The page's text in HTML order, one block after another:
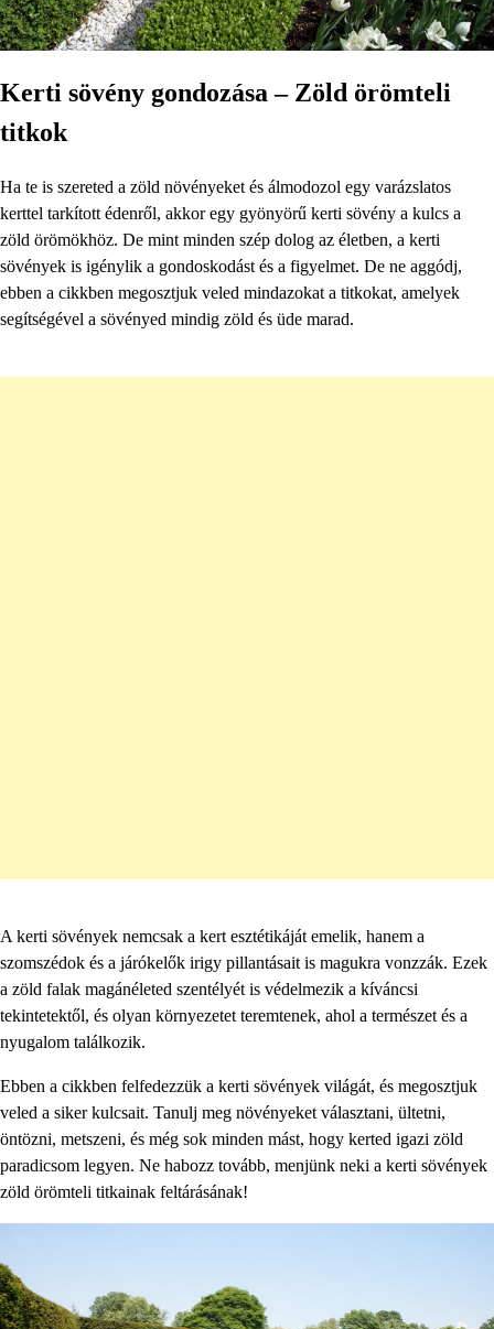
Kerti sövény gondozása – Zöld örömteli
titkok
Ha te is szereted a zöld növényeket és álmodozol egy varázslatos
kerttel tarkított édenről, akkor egy gyönyörű kerti sövény a kulcs a
zöld örömökhöz. De mint minden szép dolog az életben, a kerti
sövények is igénylik a gondoskodást és a figyelmet. De ne aggódj,
ebben a cikkben megosztjuk veled mindazokat a titkokat, amelyek
segítségével a sövényed mindig zöld és üde marad.
A kerti sövények nemcsak a kert esztétikáját emelik, hanem a
szomszédok és a járókelők irigy pillantásait is magukra vonzzák. Ezek
a zöld falak magánéleted szentélyét is védelmezik a kíváncsi
tekintetektől, és olyan környezetet teremtenek, ahol a természet és a
nyugalom találkozik.
Ebben a cikkben felfedezzük a kerti sövények világát, és megosztjuk
veled a siker kulcsait. Tanulj meg növényeket választani, ültetni,
öntözni, metszeni, és még sok minden mást, hogy kerted igazi zöld
paradicsom legyen. Ne habozz tovább, menjünk neki a kerti sövények
zöld örömteli titkainak feltárásának!